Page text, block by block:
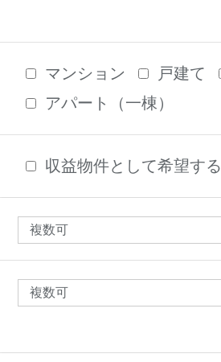
マンション 戸建て
アパート（一棟）
収益物件として希望する